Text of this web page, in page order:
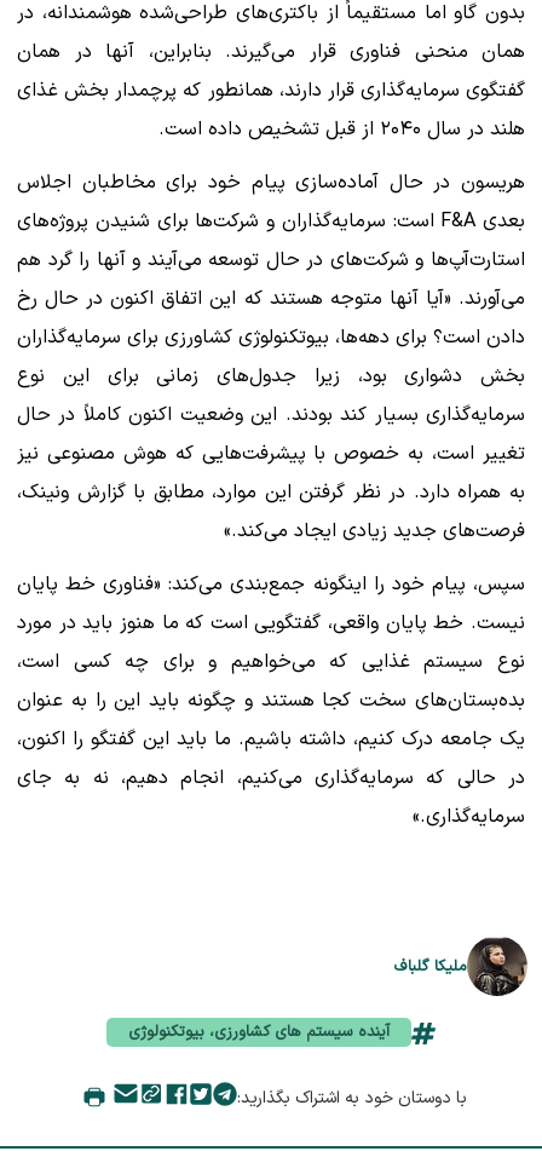
بدون گاو اما مستقیماً از باکتری‌های طراحی‌شده هوشمندانه، در
همان منحنی فناوری قرار می‌گیرند. بنابراین، آنها در همان
گفتگوی سرمایه‌گذاری قرار دارند، همانطور که پرچمدار بخش غذای
هلند در سال ۲۰۴۰ از قبل تشخیص داده است.
هریسون در حال آماده‌سازی پیام خود برای مخاطبان اجلاس
بعدی F&A است: سرمایه‌گذاران و شرکت‌ها برای شنیدن پروژه‌های
استارت‌آپ‌ها و شرکت‌های در حال توسعه می‌آیند و آنها را گرد هم
می‌آورند. «آیا آنها متوجه هستند که این اتفاق اکنون در حال رخ
دادن است؟ برای دهه‌ها، بیوتکنولوژی کشاورزی برای سرمایه‌گذاران
بخش دشواری بود، زیرا جدول‌های زمانی برای این نوع
سرمایه‌گذاری بسیار کند بودند. این وضعیت اکنون کاملاً در حال
تغییر است، به خصوص با پیشرفت‌هایی که هوش مصنوعی نیز
به همراه دارد. در نظر گرفتن این موارد، مطابق با گزارش ونینک،
فرصت‌های جدید زیادی ایجاد می‌کند.»
سپس، پیام خود را اینگونه جمع‌بندی می‌کند: «فناوری خط پایان
نیست. خط پایان واقعی، گفتگویی است که ما هنوز باید در مورد
نوع سیستم غذایی که می‌خواهیم و برای چه کسی است،
بده‌بستان‌های سخت کجا هستند و چگونه باید این را به عنوان
یک جامعه درک کنیم، داشته باشیم. ما باید این گفتگو را اکنون،
در حالی که سرمایه‌گذاری می‌کنیم، انجام دهیم، نه به جای
سرمایه‌گذاری.»
ملیکا گلباف
آینده سیستم های کشاورزی، بیوتکنولوژی
با دوستان خود به اشتراک بگذارید: